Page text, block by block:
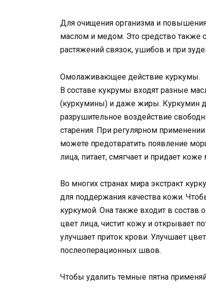
Для очищения организма и
маслом и медом. Это средство также
растяжений связок, ушибов и при зуде.
Омолаживающее действие куркумы.
В составе кукрумы входят разные
(куркумины) и даже жиры. Куркумин
разрушительное воздействие
старения. При регулярном
можете предотвратить появление
лица, питает, смягчает и придает
Во многих странах мира экстракт
для поддержания качества кожи.
куркумой. Она также входит в
цвет лица, чистит кожу и открывает
улучшает приток крови. Улучшает
послеоперационных швов.
Чтобы удалить темные пятна